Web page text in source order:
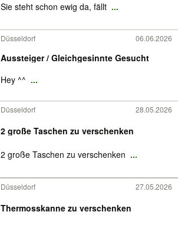
Sie steht schon ewig da, fällt ...
Düsseldorf 06.06.2026
Aussteiger / Gleichgesinnte Gesucht
Hey ^^ ...
Düsseldorf 28.05.2026
2 große Taschen zu verschenken
2 große Taschen zu verschenken ...
Düsseldorf 27.05.2026
Thermosskanne zu verschenken